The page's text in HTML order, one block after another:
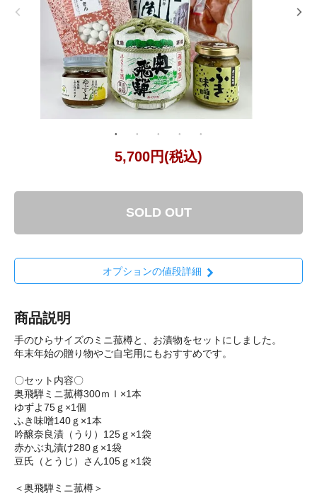
5,700円(税込)
SOLD OUT
オプションの値段詳細
商品説明
手のひらサイズのミニ菰樽と、お漬物をセットにしました。
年末年始の贈り物やご自宅用にもおすすめです。
〇セット内容〇
奥飛騨ミニ菰樽300ｍｌ×1本
ゆずよ75ｇ×1個
ふき味噌140ｇ×1本
吟醸奈良漬（うり）125ｇ×1袋
赤かぶ丸漬け280ｇ×1袋
豆氏（とうじ）さん105ｇ×1袋
＜奥飛騨ミニ菰樽＞